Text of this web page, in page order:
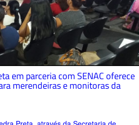
em parceria com SENAC oferece
merendeiras e monitoras da